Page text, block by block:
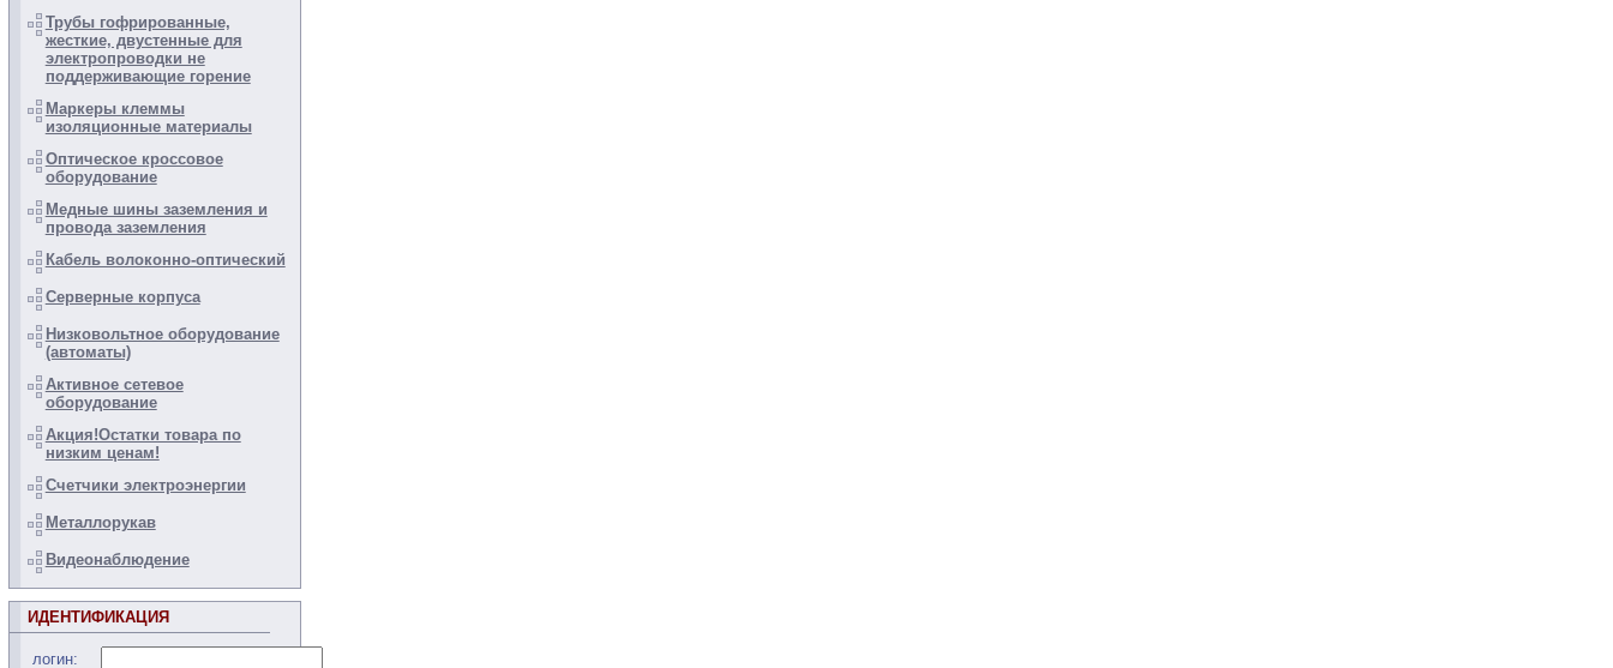
Трубы гофрированные,
жесткие, двустенные для
электропроводки не
поддерживающие горение
Маркеры клеммы
изоляционные материалы
Оптическое кроссовое
оборудование
Медные шины заземления и
провода заземления
Кабель волоконно-оптический
Серверные корпуса
Низковольтное оборудование
(автоматы)
Активное сетевое
оборудование
Акция!Остатки товара по
низким ценам!
Счетчики электроэнергии
Металлорукав
Видеонаблюдение
ИДЕНТИФИКАЦИЯ
логин: